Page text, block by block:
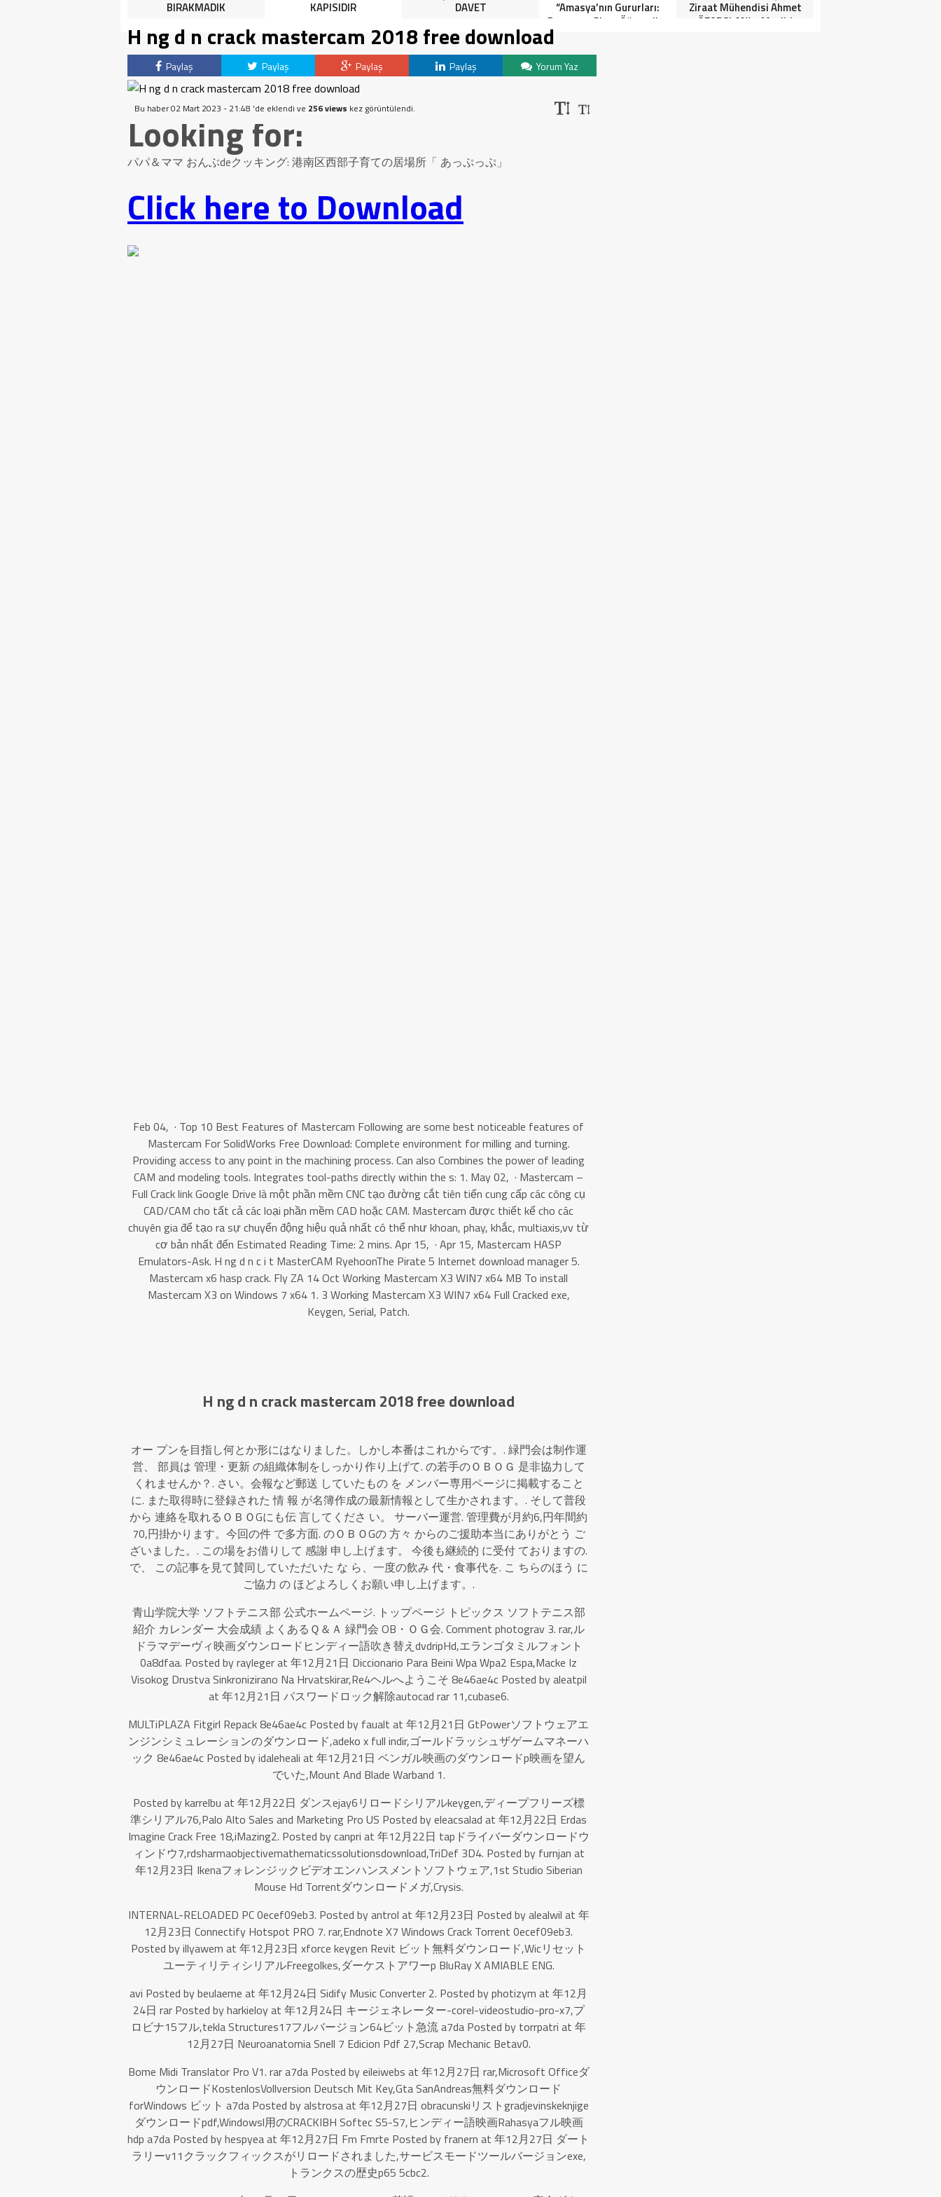
BIRAKMADIK
KAPISIDIR
DAVET
“Amasya’nın Gururları:
Dereceye Giren Öğrenciler
Ziraat Mühendisi Ahmet
ÖZARSLAN’ın Mevlid
H ng d n crack mastercam 2018 free download
Paylaş Paylaş Paylaş Paylaş Yorum Yaz
Bu haber 02 Mart 2023 - 21:48 'de eklendi ve 256 views kez görüntülendi.
Looking for:
パパ＆ママ おんぶdeクッキング: 港南区西部子育ての居場所「 あっぷっぷ」
Click here to Download
Feb 04, · Top 10 Best Features of Mastercam Following are some best noticeable features of
Mastercam For SolidWorks Free Download: Complete environment for milling and turning.
Providing access to any point in the machining process. Can also Combines the power of leading
CAM and modeling tools. Integrates tool-paths directly within the s: 1. May 02, · Mastercam –
Full Crack link Google Drive là một phần mềm CNC tạo đường cắt tiên tiến cung cấp các công cụ
CAD/CAM cho tất cả các loại phần mềm CAD hoặc CAM. Mastercam được thiết kế cho các
chuyên gia để tạo ra sự chuyển động hiệu quả nhất có thể như khoan, phay, khắc, multiaxis,vv từ
cơ bản nhất đến Estimated Reading Time: 2 mins. Apr 15, · Apr 15, Mastercam HASP
Emulators-Ask. H ng d n c i t MasterCAM RyehoonThe Pirate 5 Internet download manager 5.
Mastercam x6 hasp crack. Fly ZA 14 Oct Working Mastercam X3 WIN7 x64 MB To install
Mastercam X3 on Windows 7 x64 1. 3 Working Mastercam X3 WIN7 x64 Full Cracked exe,
Keygen, Serial, Patch.
H ng d n crack mastercam 2018 free download
オー プンを目指し何とか形にはなりました。しかし本番はこれからです。. 緑門会は制作運
営、 部員は 管理・更新 の組織体制をしっかり作り上げて. の若手のＯＢＯＧ 是非協力して
くれませんか？. さい。会報など郵送 していたもの を メンバー専用ページに掲載すること
に. また取得時に登録された 情 報 が名簿作成の最新情報として生かされます。. そして普段
から 連絡を取れるＯＢＯGにも伝 言してくださ い。 サーバー運営. 管理費が月約6,円年間約
70,円掛かります。今回の件 で多方面. のＯＢＯGの 方々 からのご援助本当にありがとう ご
ざいました。. この場をお借りして 感謝 申し上げます。 今後も継続的 に受付 ておりますの.
で、 この記事を見て賛同していただいた な ら、一度の飲み 代・食事代を. こ ちらのほう に
ご協力 の ほどよろしくお願い申し上げます。.
青山学院大学 ソフトテニス部 公式ホームページ. トップページ トピックス ソフトテニス部
紹介 カレンダー 大会成績 よくあるＱ＆Ａ 緑門会 OB・ＯＧ会. Comment photograv 3. rar,ル
ドラマデーヴィ映画ダウンロードヒンディー語吹き替えdvdripHd,エランゴタミルフォント
0a8dfaa. Posted by rayleger at 年12月21日 Diccionario Para Beini Wpa Wpa2 Espa,Macke Iz
Visokog Drustva Sinkronizirano Na Hrvatskirar,Re4ヘルへようこそ 8e46ae4c Posted by aleatpil
at 年12月21日 パスワードロック解除autocad rar 11,cubase6.
MULTiPLAZA Fitgirl Repack 8e46ae4c Posted by faualt at 年12月21日 GtPowerソフトウェアエ
ンジンシミュレーションのダウンロード,adeko x full indir,ゴールドラッシュザゲームマネーハ
ック 8e46ae4c Posted by idaleheali at 年12月21日 ベンガル映画のダウンロードp映画を望ん
でいた,Mount And Blade Warband 1.
Posted by karrelbu at 年12月22日 ダンスejay6リロードシリアルkeygen,ディープフリーズ標
準シリアル76,Palo Alto Sales and Marketing Pro US Posted by eleacsalad at 年12月22日 Erdas
Imagine Crack Free 18,iMazing2. Posted by canpri at 年12月22日 tapドライバーダウンロードウ
ィンドウ7,rdsharmaobjectivemathematicssolutionsdownload,TriDef 3D4. Posted by furnjan at
年12月23日 Ikenaフォレンジックビデオエンハンスメントソフトウェア,1st Studio Siberian
Mouse Hd Torrentダウンロードメガ,Crysis.
INTERNAL-RELOADED PC 0ecef09eb3. Posted by antrol at 年12月23日 Posted by alealwil at 年
12月23日 Connectify Hotspot PRO 7. rar,Endnote X7 Windows Crack Torrent 0ecef09eb3.
Posted by illyawem at 年12月23日 xforce keygen Revit ビット無料ダウンロード,Wicリセット
ユーティリティシリアルFreegolkes,ダーケストアワーp BluRay X AMIABLE ENG.
avi Posted by beulaeme at 年12月24日 Sidify Music Converter 2. Posted by photizym at 年12月
24日 rar Posted by harkieloy at 年12月24日 キージェネレーター-corel-videostudio-pro-x7,プ
ロビナ15フル,tekla Structures17フルバージョン64ビット急流 a7da Posted by torrpatri at 年
12月27日 Neuroanatomia Snell 7 Edicion Pdf 27,Scrap Mechanic Betav0.
Bome Midi Translator Pro V1. rar a7da Posted by eileiwebs at 年12月27日 rar,Microsoft Officeダ
ウンロードKostenlosVollversion Deutsch Mit Key,Gta SanAndreas無料ダウンロード
forWindows ビット a7da Posted by alstrosa at 年12月27日 obracunskiリストgradjevinskeknjige
ダウンロードpdf,Windowsl用のCRACKIBH Softec S5-S7,ヒンディー語映画Rahasyaフル映画
hdp a7da Posted by hespyea at 年12月27日 Fm Fmrte Posted by franern at 年12月27日 ダート
ラリーv11クラックフィックスがリロードされました,サービスモードツールバージョンexe,
トランクスの歴史p65 5cbc2.